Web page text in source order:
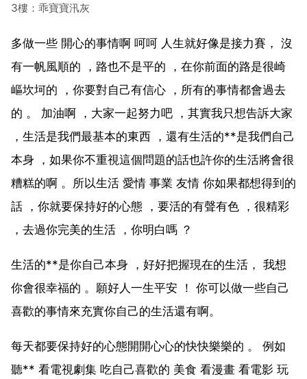
3樓：乖寶寶汛灰
多做一些 開心的事情啊 呵呵 人生就好像是接力賽， 沒
有一帆風順的 ，路也不是平的 ，在你前面的路是很崎
嶇坎坷的 ，你要對自己有信心 ，所有的事情都會過去
的 。 加油啊 ，大家一起努力吧 ，其實我只想告訴大家
，生活是我們最基本的東西 ，還有生活的**是我們自己
本身 ，如果你不重視這個問題的話也許你的生活將會很
糟糕的啊 。所以生活 愛情 事業 友情 你如果都想得到的
話 ，你就要保持好的心態 ，要活的有聲有色 ，很精彩
，去過你完美的生活 ，你明白嗎 ？
生活的**是你自己本身 ，好好把握現在的生活， 我想
你會很幸福的 。願好人一生平安 ！ 你可以做一些自己
喜歡的事情來充實你自己的生活還有啊。
每天都要保持好的心態開開心心的快快樂樂的 。 例如
聽** 看電視劇集 吃自己喜歡的 美食 看漫畫 看電影 玩